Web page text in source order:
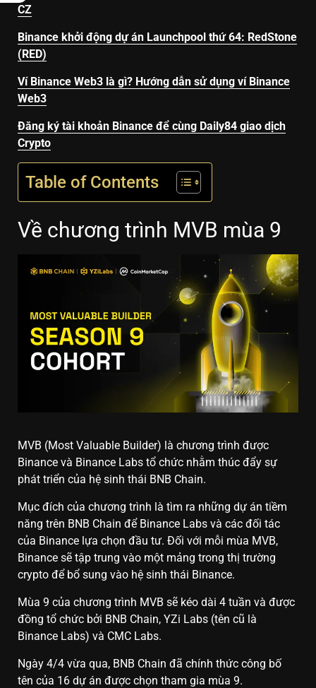
CZ
Binance khởi động dự án Launchpool thứ 64: RedStone
(RED)
Ví Binance Web3 là gì? Hướng dẫn sử dụng ví Binance
Web3
Đăng ký tài khoản Binance để cùng Daily84 giao dịch
Crypto
Table of Contents
Về chương trình MVB mùa 9
MVB (Most Valuable Builder) là chương trình được
Binance và Binance Labs tổ chức nhằm thúc đẩy sự
phát triển của hệ sinh thái BNB Chain.
Mục đích của chương trình là tìm ra những dự án tiềm
năng trên BNB Chain để Binance Labs và các đối tác
của Binance lựa chọn đầu tư. Đối với mỗi mùa MVB,
Binance sẽ tập trung vào một mảng trong thị trường
crypto để bổ sung vào hệ sinh thái Binance.
Mùa 9 của chương trình MVB sẽ kéo dài 4 tuần và được
đồng tổ chức bởi BNB Chain, YZi Labs (tên cũ là
Binance Labs) và CMC Labs.
Ngày 4/4 vừa qua, BNB Chain đã chính thức công bố
tên của 16 dự án được chọn tham gia mùa 9.